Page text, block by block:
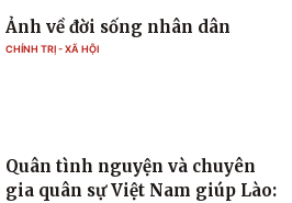
Ảnh về đời sống nhân dân
CHÍNH TRỊ - XÃ HỘI
Quân tình nguyện và chuyên
gia quân sự Việt Nam giúp Lào: